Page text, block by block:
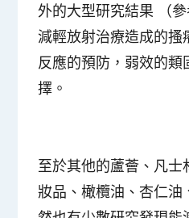
外的大型研究結果 （
減輕放射治療造成的搔
反應的預防，弱效的
擇。
至於其他的蘆薈、凡士
妝品、橄欖油、杏仁油